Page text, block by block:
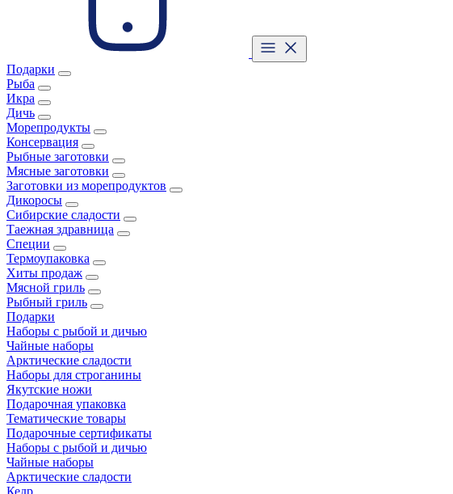
Подарки
Рыба
Икра
Дичь
Морепродукты
Консервация
Рыбные заготовки
Мясные заготовки
Заготовки из морепродуктов
Дикоросы
Сибирские сладости
Таежная здравница
Специи
Термоупаковка
Хиты продаж
Мясной гриль
Рыбный гриль
Подарки
Наборы с рыбой и дичью
Чайные наборы
Арктические сладости
Наборы для строганины
Якутские ножи
Подарочная упаковка
Тематические товары
Подарочные сертификаты
Наборы с рыбой и дичью
Чайные наборы
Арктические сладости
Кедр